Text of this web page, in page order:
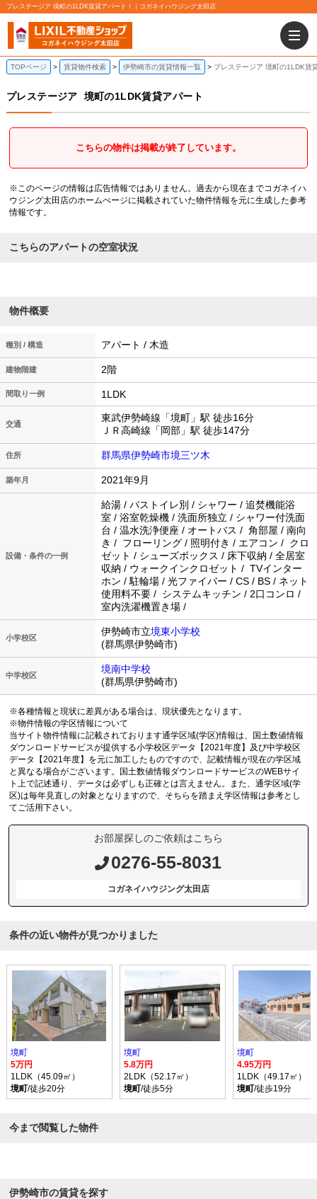
プレステージア 境町の1LDK賃貸アパート！｜コガネイハウジング太田店
TOPページ 賃貸物件検索 伊勢崎市の賃貸情報一覧 プレステージア 境町の1LDK賃
プレステージア 境町の1LDK賃貸アパート
こちらの物件は掲載が終了しています。
※このページの情報は広告情報ではありません。過去から現在までコガネイハ
ウジング太田店のホームぺージに掲載されていた物件情報を元に生成した参考
情報です。
こちらのアパートの空室状況
物件概要
種別 / 構造 アパート / 木造
建物階建 2階
間取り一例 1LDK
交通
東武伊勢崎線「境町」駅 徒歩16分
ＪＲ高崎線「岡部」駅 徒歩147分
住所 群馬県伊勢崎市境三ツ木
築年月 2021年9月
設備・条件の一例
給湯 / バストイレ別 / シャワー / 追焚機能浴
室 / 浴室乾燥機 / 洗面所独立 / シャワー付洗面
台 / 温水洗浄便座 / オートバス / 角部屋 / 南向
き / フローリング / 照明付き / エアコン / クロ
ゼット / シューズボックス / 床下収納 / 全居室
収納 / ウォークインクロゼット / TVインター
ホン / 駐輪場 / 光ファイバー / CS / BS / ネット
使用料不要 / システムキッチン / 2口コンロ /
室内洗濯機置き場 /
小学校区
伊勢崎市立境東小学校
(群馬県伊勢崎市)
中学校区
境南中学校
(群馬県伊勢崎市)
※各種情報と現状に差異がある場合は、現状優先となります。
※物件情報の学区情報について
当サイト物件情報に記載されております通学区域(学区)情報は、国土数値情報
ダウンロードサービスが提供する小学校区データ【2021年度】及び中学校区
データ【2021年度】を元に加工したものですので、記載情報が現在の学区域
と異なる場合がございます。国土数値情報ダウンロードサービスのWEBサイ
ト上で記述通り、データは必ずしも正確とは言えません。また、通学区域(学
区)は毎年見直しの対象となりますので、そちらを踏まえ学区情報は参考とし
てご活用下さい。
お部屋探しのご依頼はこちら
0276-55-8031
コガネイハウジング太田店
条件の近い物件が見つかりました
境町
5万円
1LDK（45.09㎡）
境町/徒歩20分
境町
5.8万円
2LDK（52.17㎡）
境町/徒歩5分
境町
4.95万円
1LDK（49.17㎡）
境町/徒歩19分
今まで閲覧した物件
伊勢崎市の賃貸を探す